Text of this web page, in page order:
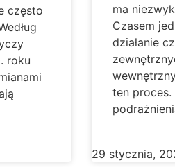
często
roku
ma
Czasem
działanie
ten
29 stycznia,